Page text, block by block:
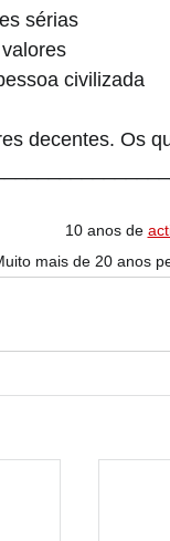
sérias
civilizada
decentes. Os
10 anos de
mais de 20 anos